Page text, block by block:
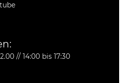
// 14:00 bis 17:30